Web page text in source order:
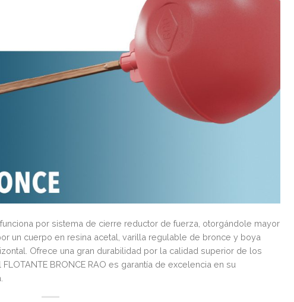
funciona por sistema de cierre reductor de fuerza, otorgándole mayor
un cuerpo en resina acetal, varilla regulable de bronce y boya
Ofrece una gran durabilidad por la calidad superior de los
BRONCE RAO es garantía de excelencia en su